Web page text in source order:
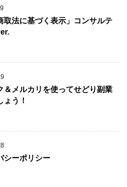
取法に基づく表示」コンサルテ
＆メルカリを使ってせどり副業
ょう！
シーポリシー